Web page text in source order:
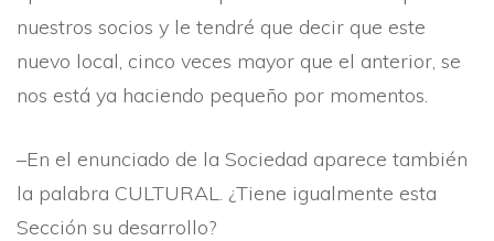
nuestros socios y le tendré que decir que este
nuevo local, cinco veces mayor que el anterior, se
nos está ya haciendo pequeño por momentos.
–En el enunciado de la Sociedad aparece también
la palabra CULTURAL. ¿Tiene igualmente esta
Sección su desarrollo?